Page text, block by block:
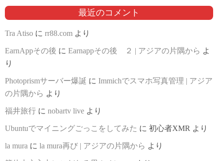
最近のコメント
Tra Atiso に rr88.com より
EarnAppその後 に Earnappその後 ２ | アジアの片隅から よ
り
Photoprismサーバー爆誕 に Immichでスマホ写真管理 | アジア
の片隅から より
福井旅行 に nobartv live より
Ubuntuでマイニングごっこをしてみた に 初心者XMR より
la mura に la mura再び | アジアの片隅から より